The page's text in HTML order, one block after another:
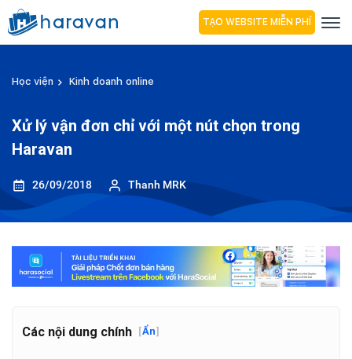
TẠO WEBSITE MIỄN PHÍ
Học viện Kinh doanh online
Xử lý vận đơn chỉ với một nút chọn trong
Haravan
26/09/2018 Thanh MRK
Các nội dung chính [Ẩn]